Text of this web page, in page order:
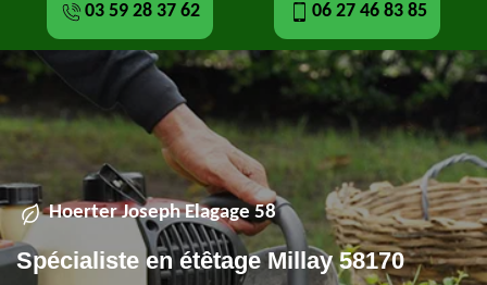
03 59 28 37 62 06 27 46 83 85
Hoerter Joseph Elagage 58
Spécialiste en étêtage Millay 58170